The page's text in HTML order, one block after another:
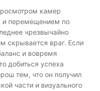
камер
и перемещением по
чрезвычайно
скрывается враг. Если
и вовремя
добиться успеха
тем, что он получил
части и визуального